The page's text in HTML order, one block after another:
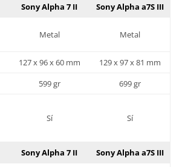
Sony Alpha 7 II
Sony Alpha a7S III
Metal Metal
127 x 96 x 60 mm
129 x 97 x 81 mm
599 gr
699 gr
Sí Sí
Sony Alpha 7 II Sony Alpha a7S III